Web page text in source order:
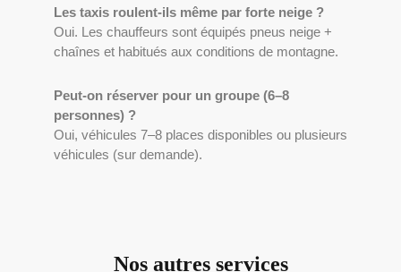
Les taxis roulent-ils même par forte neige ?
Oui. Les chauffeurs sont équipés pneus neige +
chaînes et habitués aux conditions de montagne.
Peut-on réserver pour un groupe (6–8
personnes) ?
Oui, véhicules 7–8 places disponibles ou plusieurs
véhicules (sur demande).
Nos autres services